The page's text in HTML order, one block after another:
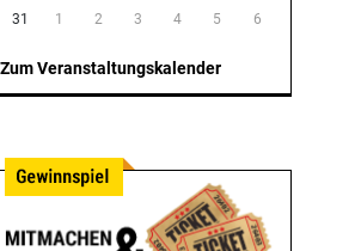
31 1 2 3 4 5 6
Zum Veranstaltungskalender